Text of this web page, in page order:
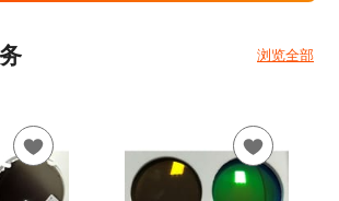
浏览全部